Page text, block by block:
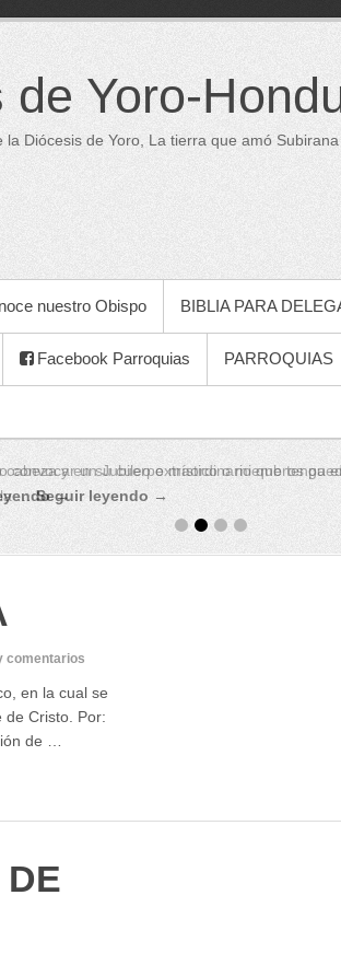
de Yoro-
la Diócesis de Yoro, La tierra que amó Subirana
nuestro Obispo BIBLIA PARA
Facebook Parroquias PARROQUIAS
y en su cuerpo místico o miembros
→
comentarios
en la cual se
de Cristo. Por:
de …